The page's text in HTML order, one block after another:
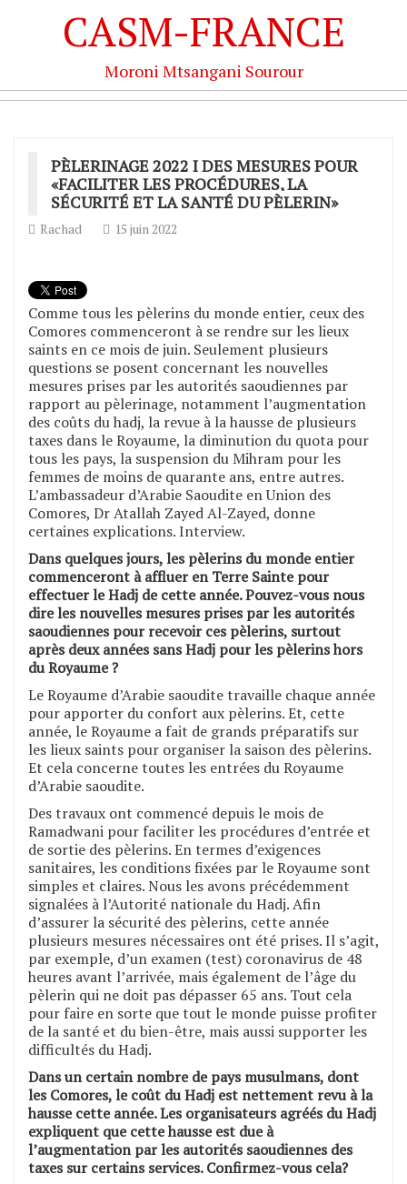
CASM-FRANCE
Moroni Mtsangani Sourour
PÈLERINAGE 2022 I DES MESURES POUR
«FACILITER LES PROCÉDURES, LA
SÉCURITÉ ET LA SANTÉ DU PÈLERIN»
Rachad 15 juin 2022
Comme tous les pèlerins du monde entier, ceux des
Comores commenceront à se rendre sur les lieux
saints en ce mois de juin. Seulement plusieurs
questions se posent concernant les nouvelles
mesures prises par les autorités saoudiennes par
rapport au pèlerinage, notamment l’augmentation
des coûts du hadj, la revue à la hausse de plusieurs
taxes dans le Royaume, la diminution du quota pour
tous les pays, la suspension du Mihram pour les
femmes de moins de quarante ans, entre autres.
L’ambassadeur d’Arabie Saoudite en Union des
Comores, Dr Atallah Zayed Al-Zayed, donne
certaines explications. Interview.
Dans quelques jours, les pèlerins du monde entier
commenceront à affluer en Terre Sainte pour
effectuer le Hadj de cette année. Pouvez-vous nous
dire les nouvelles mesures prises par les autorités
saoudiennes pour recevoir ces pèlerins, surtout
après deux années sans Hadj pour les pèlerins hors
du Royaume ?
Le Royaume d’Arabie saoudite travaille chaque année
pour apporter du confort aux pèlerins. Et, cette
année, le Royaume a fait de grands préparatifs sur
les lieux saints pour organiser la saison des pèlerins.
Et cela concerne toutes les entrées du Royaume
d’Arabie saoudite.
Des travaux ont commencé depuis le mois de
Ramadwani pour faciliter les procédures d’entrée et
de sortie des pèlerins. En termes d’exigences
sanitaires, les conditions fixées par le Royaume sont
simples et claires. Nous les avons précédemment
signalées à l’Autorité nationale du Hadj. Afin
d’assurer la sécurité des pèlerins, cette année
plusieurs mesures nécessaires ont été prises. Il s’agit,
par exemple, d’un examen (test) coronavirus de 48
heures avant l’arrivée, mais également de l’âge du
pèlerin qui ne doit pas dépasser 65 ans. Tout cela
pour faire en sorte que tout le monde puisse profiter
de la santé et du bien-être, mais aussi supporter les
difficultés du Hadj.
Dans un certain nombre de pays musulmans, dont
les Comores, le coût du Hadj est nettement revu à la
hausse cette année. Les organisateurs agréés du Hadj
expliquent que cette hausse est due à
l’augmentation par les autorités saoudiennes des
taxes sur certains services. Confirmez-vous cela?